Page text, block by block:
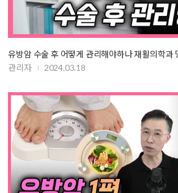
유방암 수술 후 어떻게 관리해야하나 재활의학과
관리자
2024.03.18